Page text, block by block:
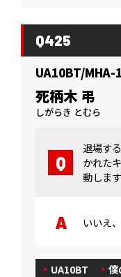
Q425
UA10BT/MHA-
死柄木 弔
しがらき とむら
退場す
かれた
動しま
いいえ
UA10BT 僕